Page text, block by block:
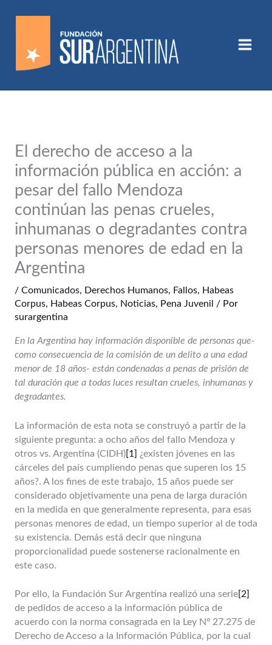
contenido
El derecho de acceso a la
información pública en acción: a
pesar del fallo Mendoza
continúan las penas crueles,
inhumanas o degradantes contra
personas menores de edad en la
Argentina
/ Comunicados, Derechos Humanos, Fallos, Habeas
Corpus, Habeas Corpus, Noticias, Pena Juvenil
/ Por
surargentina
En la Argentina hay información disponible de personas que-
como consecuencia de la comisión de un delito a una edad
menor de 18 años- están condenadas a penas de prisión de
tal duración que a todas luces resultan crueles, inhumanas y
degradantes.
La información de esta nota se construyó a partir de la
siguiente pregunta: a ocho años del fallo Mendoza y
otros vs. Argentina (CIDH)[1] ¿existen jóvenes en las
cárceles del país cumpliendo penas que superen los 15
años?. A los fines de este trabajo, 15 años puede ser
considerado objetivamente una pena de larga duración
en la medida en que generalmente representa, para esas
personas menores de edad, un tiempo superior al de toda
su existencia. Demás está decir que ninguna
proporcionalidad puede sostenerse racionalmente en
este caso.
Por ello, la Fundación Sur Argentina realizó una serie[2]
de pedidos de acceso a la información pública de
acuerdo con la norma consagrada en la Ley Nº 27.275 de
Derecho de Acceso a la Información Pública, por la cual